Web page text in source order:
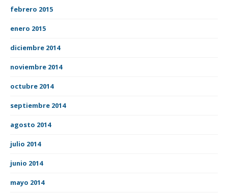
febrero 2015
enero 2015
diciembre 2014
noviembre 2014
octubre 2014
septiembre 2014
agosto 2014
julio 2014
junio 2014
mayo 2014